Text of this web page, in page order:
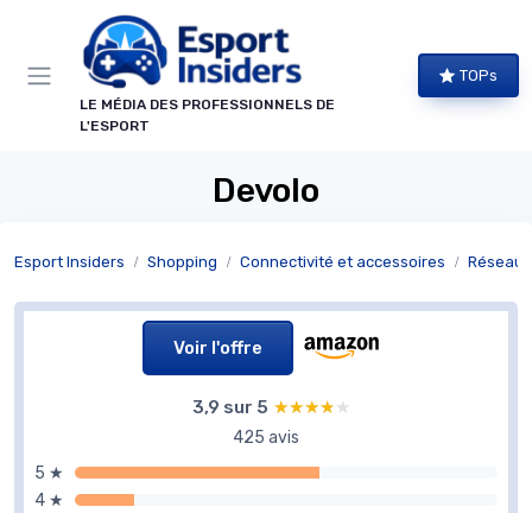
LE MÉDIA DES PROFESSIONNELS DE
L'ESPORT
TOPs
Devolo
Esport Insiders Shopping Connectivité et accessoires Réseau
Voir l'offre
3,9 sur 5 ★★★★★
★★★★★
425 avis
5 ★
4 ★
Panneau de gestion des cookies